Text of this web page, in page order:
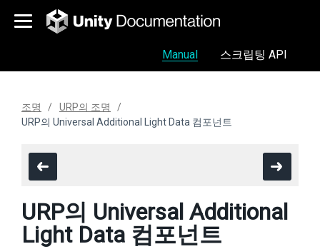
Manual 스크립팅 API
조명
URP의 조명
URP의 Universal Additional Light Data 컴포넌트
URP의 Universal Additional
Light Data 컴포넌트